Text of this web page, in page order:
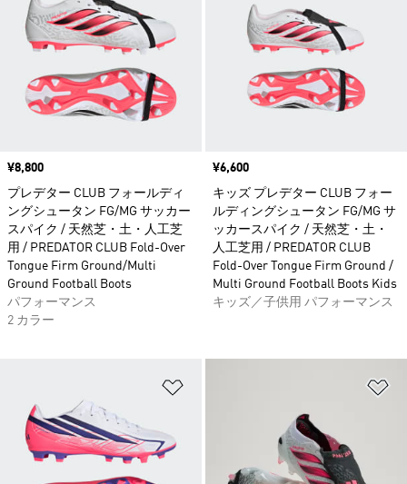
価格
¥8,800
プレデター CLUB フォールディ
ングシュータン FG/MG サッカー
スパイク / 天然芝・土・人工芝
用 / PREDATOR CLUB Fold-Over
Tongue Firm Ground/Multi
Ground Football Boots
パフォーマンス
2 カラー
価格
¥6,600
キッズ プレデター CLUB フォー
ルディングシュータン FG/MG サ
ッカースパイク / 天然芝・土・
人工芝用 / PREDATOR CLUB
Fold-Over Tongue Firm Ground /
Multi Ground Football Boots Kids
キッズ／子供用 パフォーマンス